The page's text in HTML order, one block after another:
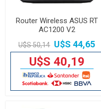
Router Wireless ASUS RT
AC1200 V2
U$S 50,14 U$S 44,65
U$S 40,19